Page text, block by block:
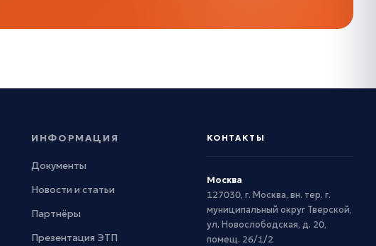
ИНФОРМАЦИЯ
Документы
Новости и статьи
Партнёры
Презентация ЭТП
КОНТАКТЫ
Москва
127030, г. Москва, вн. тер. г.
муниципальный округ Тверской,
ул. Новослободская, д. 20,
помещ. 26/1/2